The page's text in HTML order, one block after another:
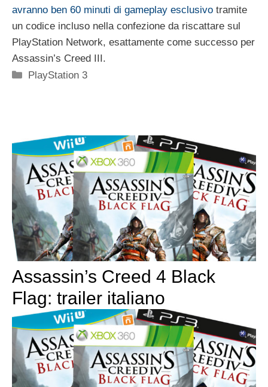
avranno ben 60 minuti di gameplay esclusivo tramite
un codice incluso nella confezione da riscattare sul
PlayStation Network, esattamente come successo per
Assassin’s Creed III.
Categorie
PlayStation 3
Assassin’s Creed 4 Black
Flag: trailer italiano